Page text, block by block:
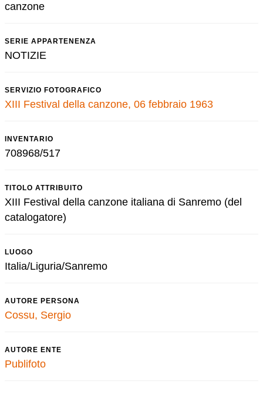
canzone
SERIE APPARTENENZA
NOTIZIE
SERVIZIO FOTOGRAFICO
XIII Festival della canzone, 06 febbraio 1963
INVENTARIO
708968/517
TITOLO ATTRIBUITO
XIII Festival della canzone italiana di Sanremo (del
catalogatore)
LUOGO
Italia/Liguria/Sanremo
AUTORE PERSONA
Cossu, Sergio
AUTORE ENTE
Publifoto